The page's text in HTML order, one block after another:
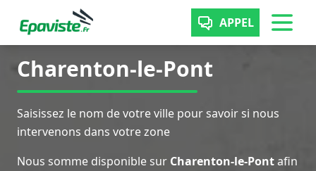
APPEL
Charenton-le-Pont
Saisissez le nom de votre ville pour savoir si nous
intervenons dans votre zone
Nous somme disponible sur Charenton-le-Pontafin